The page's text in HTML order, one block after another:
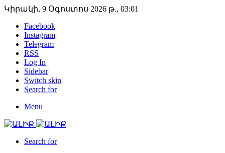
Կիրակի, 9 Օգոստոս 2026 թ., 03:01
Facebook
Instagram
Telegram
RSS
Log In
Sidebar
Switch skin
Search for
Menu
Search for